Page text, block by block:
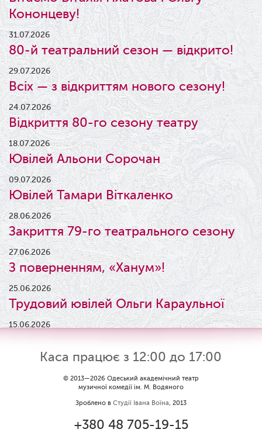
Кононцеву!
31.07.2026
80-й театральний сезон — відкрито!
29.07.2026
Всіх — з відкриттям нового сезону!
24.07.2026
Відкриття 80-го сезону театру
18.07.2026
Ювілей Альони Сорочан
09.07.2026
Ювілей Тамари Віткаленко
28.06.2026
Закриття 79-го театрального сезону
27.06.2026
З поверненням, «Ханум»!
25.06.2026
Трудовий ювілей Ольги Караульної
15.06.2026
Результати конкурсу
09.06.2026
Вітаємо Ірину Візіренко з
народженням дівчинки!
Дякуємо за свято!
Каса працює з 12:00 до 17:00
© 2013—2026 Одеський академічний театр
музичної комедії ім. М. Водяного
Зроблено в Студії Івана Воїна, 2013
+380 48 705-19-15